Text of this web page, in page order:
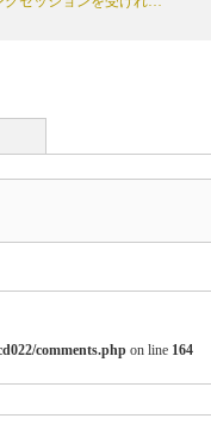
comments.php on line 164